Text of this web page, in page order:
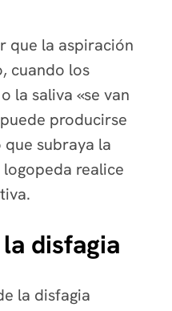
que la aspiración
cuando los
la saliva «se van
producirse
que subraya la
realice
disfagia
la disfagia